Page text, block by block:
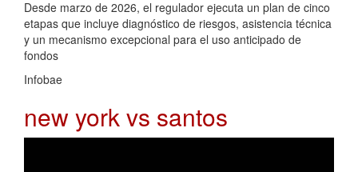
Desde marzo de 2026, el regulador ejecuta un plan de cinco
etapas que incluye diagnóstico de riesgos, asistencia técnica
y un mecanismo excepcional para el uso anticipado de
fondos
Infobae
new york vs santos